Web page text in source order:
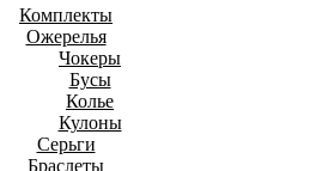
Комплекты
Ожерелья
Чокеры
Бусы
Колье
Кулоны
Серьги
Браслеты